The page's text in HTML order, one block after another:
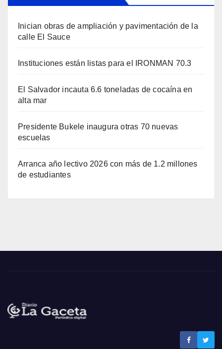
Inician obras de ampliación y pavimentación de la
calle El Sauce
Instituciones están listas para el IRONMAN 70.3
El Salvador incauta 6.6 toneladas de cocaína en
alta mar
Presidente Bukele inaugura otras 70 nuevas
escuelas
Arranca año lectivo 2026 con más de 1.2 millones
de estudiantes